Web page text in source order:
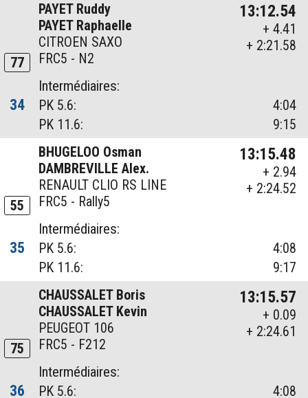
77
PAYET Ruddy
PAYET Raphaelle
CITROEN SAXO
FRC5 - N2
13:12.54
+ 4.41
+ 2:21.58
34
Intermédiaires:
PK 5.6:
4:04
PK 11.6:
9:15
55
BHUGELOO Osman
DAMBREVILLE Alex.
RENAULT CLIO RS LINE
FRC5 - Rally5
13:15.48
+ 2.94
+ 2:24.52
35
Intermédiaires:
PK 5.6:
4:08
PK 11.6:
9:17
75
CHAUSSALET Boris
CHAUSSALET Kevin
PEUGEOT 106
FRC5 - F212
13:15.57
+ 0.09
+ 2:24.61
36
Intermédiaires:
PK 5.6:
4:08